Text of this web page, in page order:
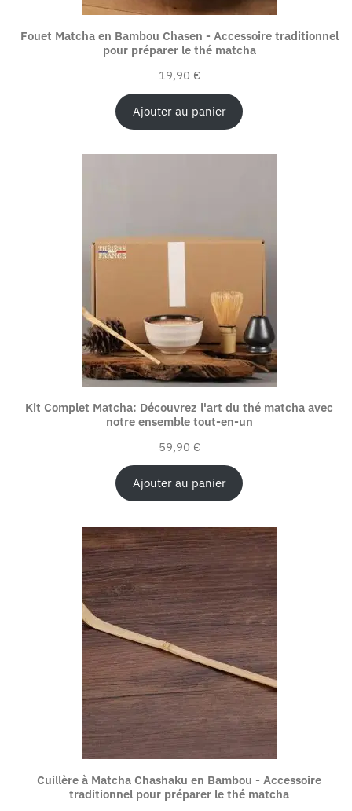
Fouet Matcha en Bambou Chasen - Accessoire traditionnel
pour préparer le thé matcha
19,90 €
Ajouter au panier
Kit Complet Matcha: Découvrez l'art du thé matcha avec
notre ensemble tout-en-un
59,90 €
Ajouter au panier
Cuillère à Matcha Chashaku en Bambou - Accessoire
traditionnel pour préparer le thé matcha